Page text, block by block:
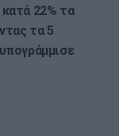
22% τα
τα 5